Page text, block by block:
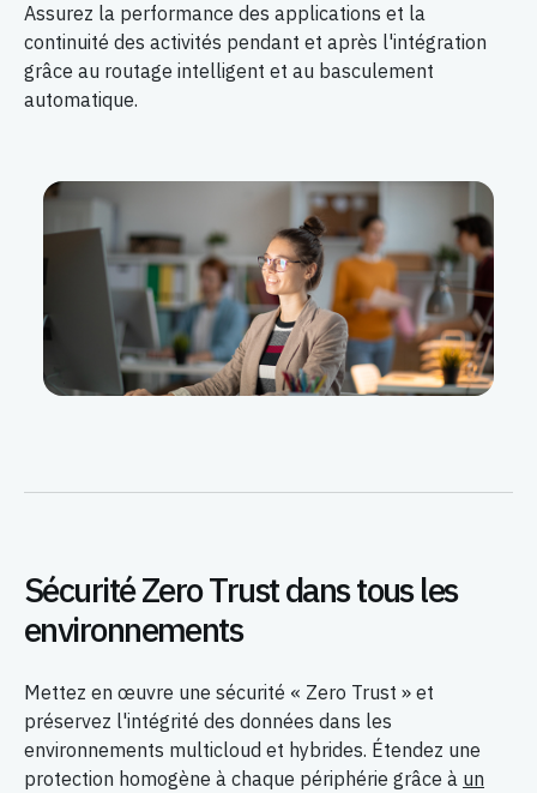
Assurez la performance des applications et la
continuité des activités pendant et après l'intégration
grâce au routage intelligent et au basculement
automatique.
Sécurité Zero Trust dans tous les
environnements
Mettez en œuvre une sécurité « Zero Trust » et
préservez l'intégrité des données dans les
environnements multicloud et hybrides. Étendez une
protection homogène à chaque périphérie grâce à un